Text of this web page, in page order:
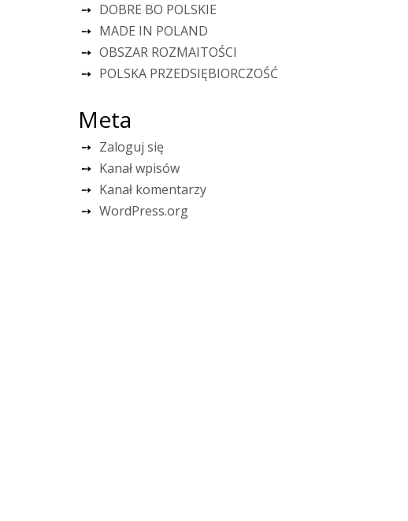
DOBRE BO POLSKIE
MADE IN POLAND
OBSZAR ROZMAITOŚCI
POLSKA PRZEDSIĘBIORCZOŚĆ
Meta
Zaloguj się
Kanał wpisów
Kanał komentarzy
WordPress.org